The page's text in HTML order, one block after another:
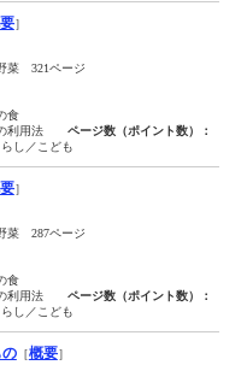
］
菜 321ページ
食
利用法
ページ数（ポイント数）：
し／こども
］
菜 287ページ
食
利用法
ページ数（ポイント数）：
し／こども
［概要］